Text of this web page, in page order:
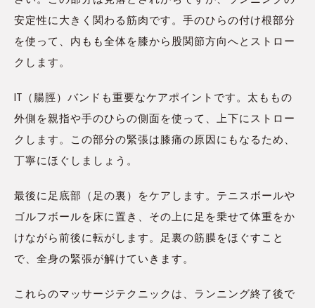
安定性に大きく関わる筋肉です。手のひらの付け根部分
を使って、内もも全体を膝から股関節方向へとストロー
クします。
IT（腸脛）バンドも重要なケアポイントです。太ももの
外側を親指や手のひらの側面を使って、上下にストロー
クします。この部分の緊張は膝痛の原因にもなるため、
丁寧にほぐしましょう。
最後に足底部（足の裏）をケアします。テニスボールや
ゴルフボールを床に置き、その上に足を乗せて体重をか
けながら前後に転がします。足裏の筋膜をほぐすこと
で、全身の緊張が解けていきます。
これらのマッサージテクニックは、ランニング終了後で